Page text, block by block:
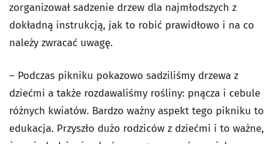
zorganizował sadzenie drzew dla najmłodszych z
dokładną instrukcją, jak to robić prawidłowo i na co
należy zwracać uwagę.
– Podczas pikniku pokazowo sadziliśmy drzewa z
dziećmi a także rozdawaliśmy rośliny: pnącza i cebule
różnych kwiatów. Bardzo ważny aspekt tego pikniku to
edukacja. Przyszło dużo rodziców z dziećmi i to ważne,